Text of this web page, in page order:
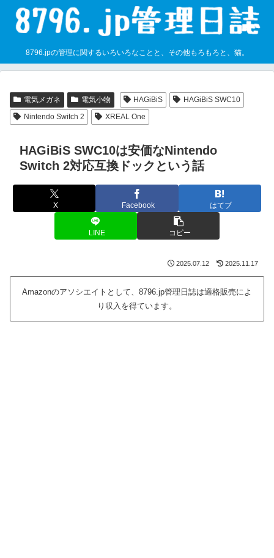
8796.jpの管理に関するいろいろなことと、その他もろもろと、猫。
電気メガネ 電気小物 HAGiBiS
HAGiBiS SWC10
Nintendo Switch 2
XREAL One
HAGiBiS SWC10は安価なNintendo
Switch 2対応互換ドックという話
X Facebook はてブ
LINE コピー
2025.07.12 2025.11.17
Amazonのアソシエイトとして、8796.jp管理日誌は適格販売によ
り収入を得ています。